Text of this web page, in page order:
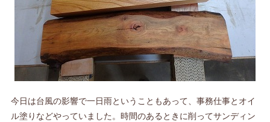
今日は台風の影響で一日雨ということもあって、事務仕事とオイ
ル塗りなどやっていました。時間のあるときに削ってサンディン